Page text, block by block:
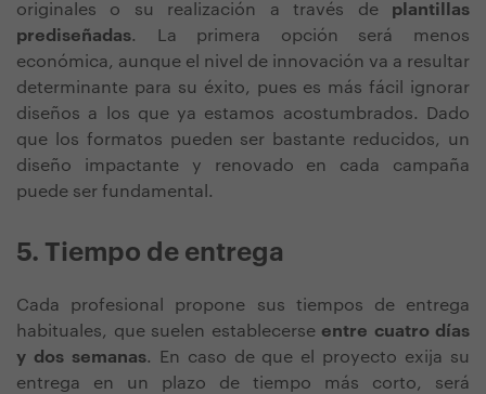
originales o su realización a través de plantillas
prediseñadas. La primera opción será menos
económica, aunque el nivel de innovación va a resultar
determinante para su éxito, pues es más fácil ignorar
diseños a los que ya estamos acostumbrados. Dado
que los formatos pueden ser bastante reducidos, un
diseño impactante y renovado en cada campaña
puede ser fundamental.
5. Tiempo de entrega
Cada profesional propone sus tiempos de entrega
habituales, que suelen establecerse entre cuatro días
y dos semanas. En caso de que el proyecto exija su
entrega en un plazo de tiempo más corto, será